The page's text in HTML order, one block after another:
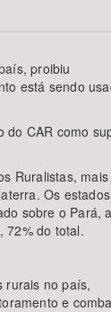
proibiu
está sendo
do CAR como
Ruralistas,
Os
sobre o Pará, a
72% do total.
rurais no país,
e